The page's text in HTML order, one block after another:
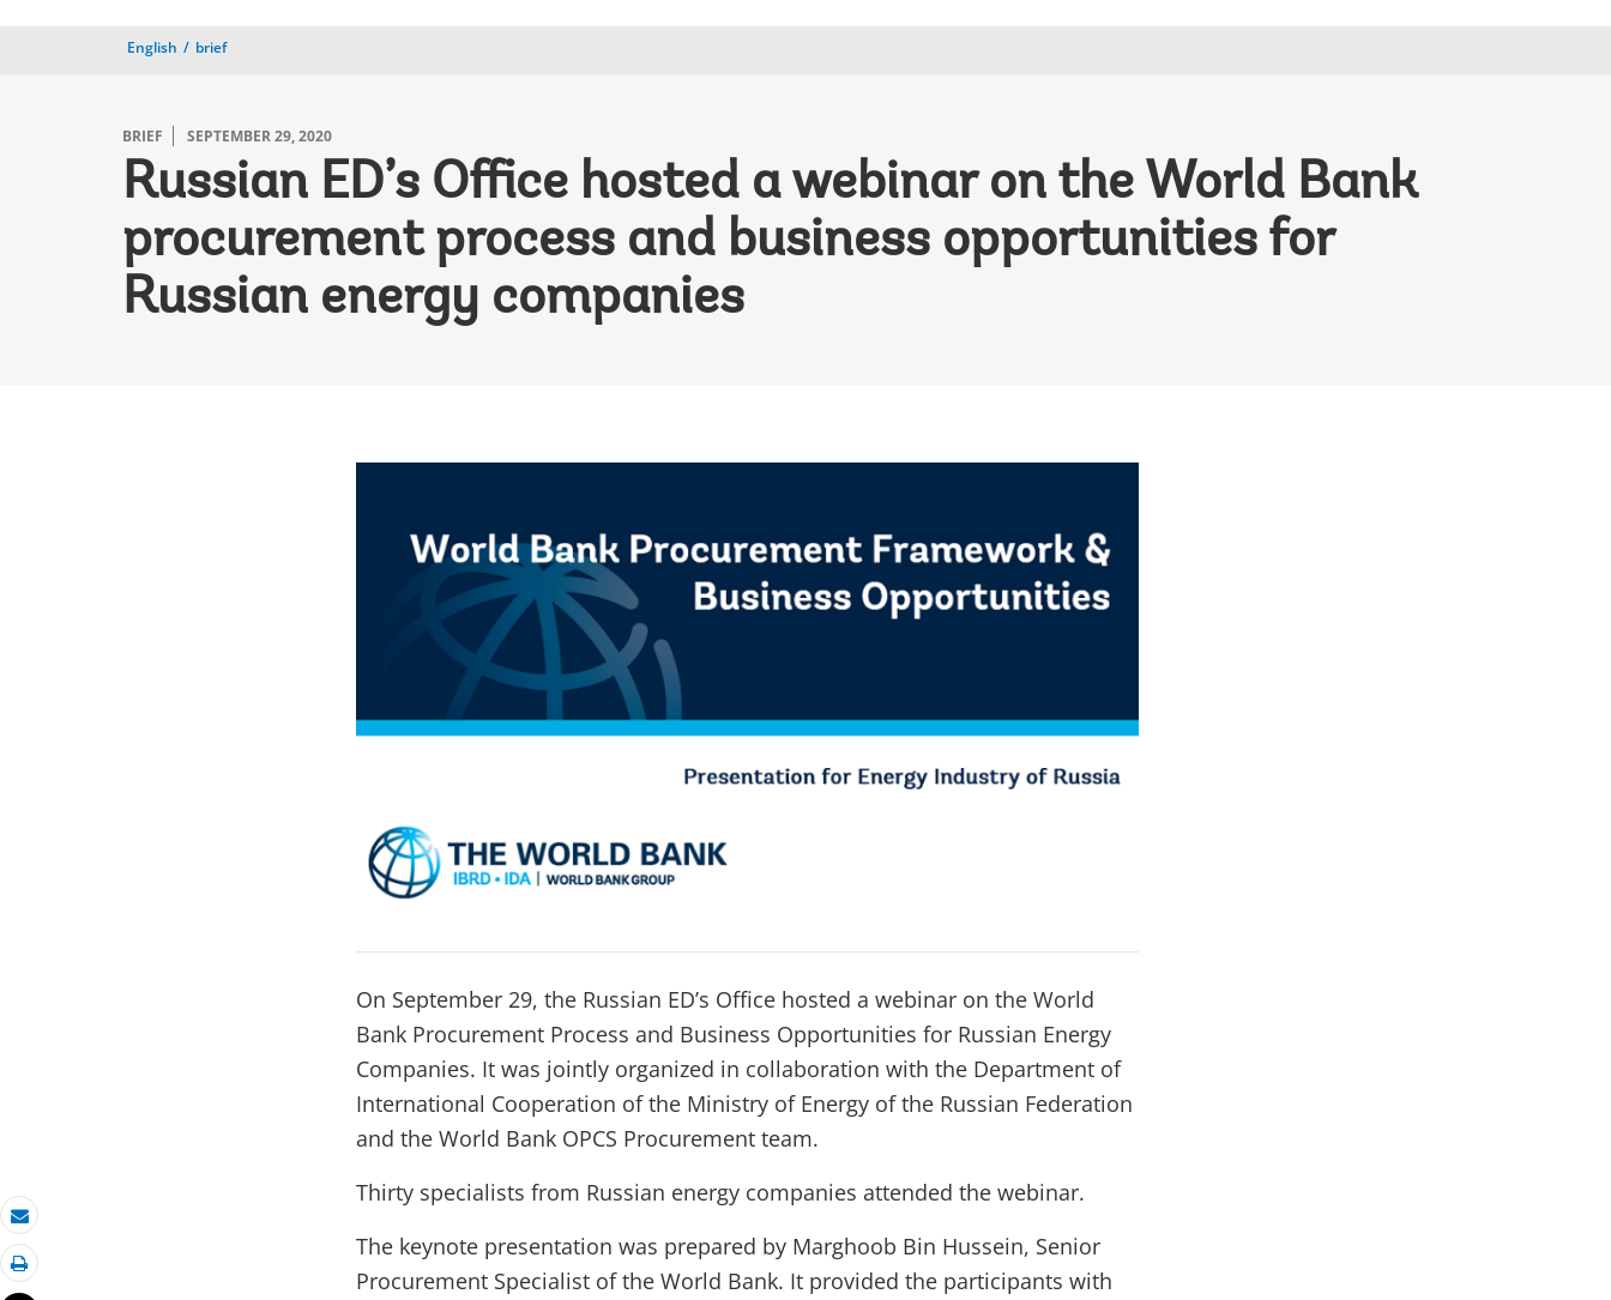
English brief
BRIEF SEPTEMBER 29, 2020
Russian ED’s Office hosted a webinar on the World Bank
procurement process and business opportunities for
Russian energy companies
Email
Print
On September 29, the Russian ED’s Office hosted a webinar on the World
Bank Procurement Process and Business Opportunities for Russian Energy
Companies. It was jointly organized in collaboration with the Department of
International Cooperation of the Ministry of Energy of the Russian Federation
and the World Bank OPCS Procurement team.
Thirty specialists from Russian energy companies attended the webinar.
The keynote presentation was prepared by Marghoob Bin Hussein, Senior
Procurement Specialist of the World Bank. It provided the participants with